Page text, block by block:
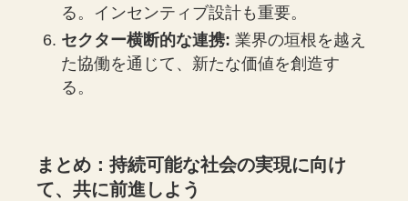
る。インセンティブ設計も重要。
セクター横断的な連携: 業界の垣根を越え
た協働を通じて、新たな価値を創造す
る。
まとめ：持続可能な社会の実現に向け
て、共に前進しよう